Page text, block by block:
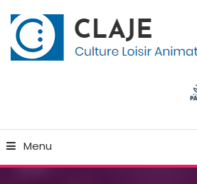
To
Content
Menu